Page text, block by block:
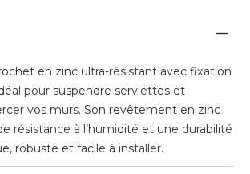
en zinc ultra-résistant avec fixation
pour suspendre serviettes et
vos murs. Son revêtement en zinc
résistance à l’humidité et une durabilité
robuste et facile à installer.